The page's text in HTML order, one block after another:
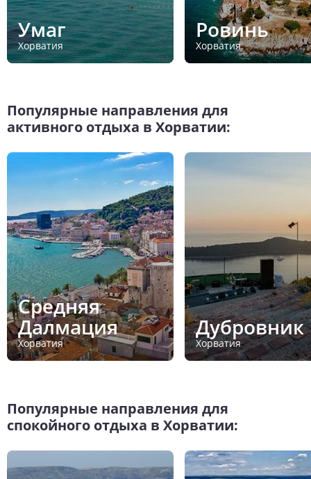
Умаг
Хорватия
Ровинь
Хорватия
Популярные направления для
активного отдыха в Хорватии:
Средняя
Далмация
Хорватия
Дубровник
Хорватия
Популярные направления для
спокойного отдыха в Хорватии: